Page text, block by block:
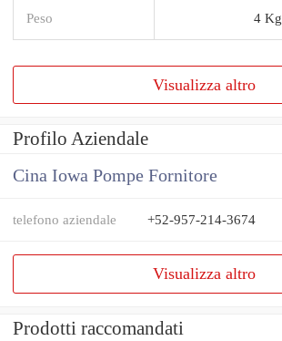
Peso 4 Kg
Visualizza altro
Profilo Aziendale
Cina Iowa Pompe Fornitore
telefono aziendale +52-957-214-3674
Visualizza altro
Prodotti raccomandati